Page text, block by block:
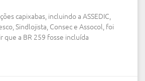
capixabas, incluindo a ASSEDIC,
Sindlojista, Consec e Assocol, foi
que a BR 259 fosse incluída